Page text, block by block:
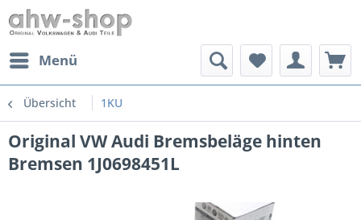
Menü
Übersicht 1KU
Original VW Audi Bremsbeläge hinten
Bremsen 1J0698451L